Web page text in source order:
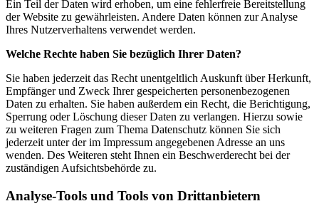
Ein Teil der Daten wird erhoben, um eine fehlerfreie Bereitstellung
der Website zu gewährleisten. Andere Daten können zur Analyse
Ihres Nutzerverhaltens verwendet werden.
Welche Rechte haben Sie bezüglich Ihrer Daten?
Sie haben jederzeit das Recht unentgeltlich Auskunft über Herkunft,
Empfänger und Zweck Ihrer gespeicherten personenbezogenen
Daten zu erhalten. Sie haben außerdem ein Recht, die Berichtigung,
Sperrung oder Löschung dieser Daten zu verlangen. Hierzu sowie
zu weiteren Fragen zum Thema Datenschutz können Sie sich
jederzeit unter der im Impressum angegebenen Adresse an uns
wenden. Des Weiteren steht Ihnen ein Beschwerderecht bei der
zuständigen Aufsichtsbehörde zu.
Analyse-Tools und Tools von Drittanbietern